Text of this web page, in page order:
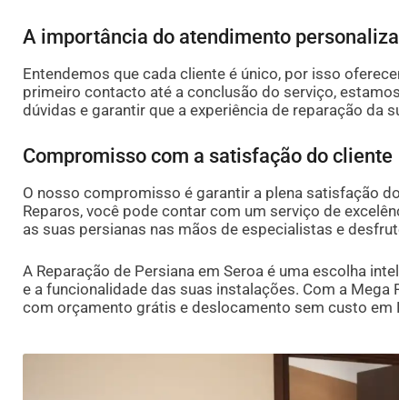
A importância do atendimento
Entendemos que cada cliente é único, por isso
primeiro contacto até a conclusão do serviço,
dúvidas e garantir que a experiência de reparação da
Compromisso com a satisfação do cliente
O nosso compromisso é garantir a plena satisfação
Reparos, você pode contar com um serviço de
as suas persianas nas mãos de especialistas e
A Reparação de Persiana em Seroa é uma escolha
e a funcionalidade das suas instalações. Com a
com orçamento grátis e deslocamento sem custo em